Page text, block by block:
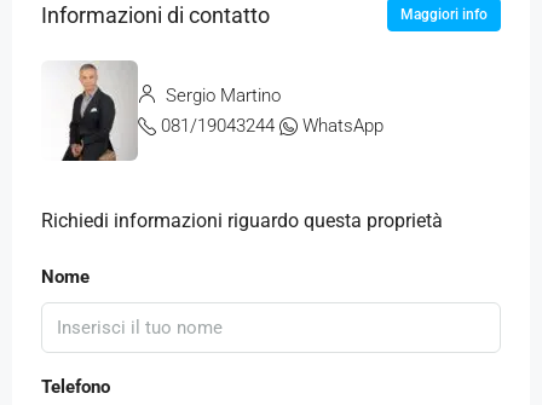
Informazioni di contatto Maggiori info
Sergio Martino
081/19043244
WhatsApp
Richiedi informazioni riguardo questa proprietà
Nome
Telefono